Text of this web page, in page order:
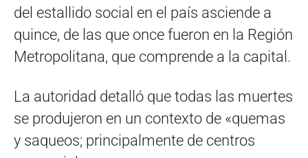
del estallido social en el país asciende a
quince, de las que once fueron en la Región
Metropolitana, que comprende a la capital.
La autoridad detalló que todas las muertes
se produjeron en un contexto de «quemas
y saqueos; principalmente de centros